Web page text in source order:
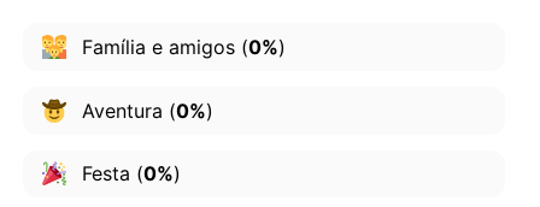
Família e amigos(0%)
Aventura (0%)
Festa (0%)